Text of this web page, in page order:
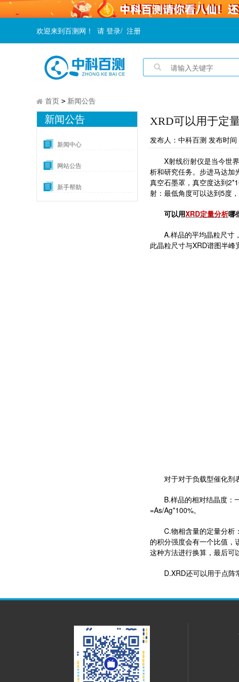
欢迎来到百测网！ 请 登录/ 注册
首页 > 新闻公告
XRD可以用于定
发布人：中科百测 发布时
X射线衍射仪是当今世界
析和研究任务。步进马达加
真空石墨罩，真空度达到
射：最低角度可以达到5度
可以用XRD定量分析哪
A.样品的平均晶粒尺寸，
此晶粒尺寸与XRD谱图半峰
对于对于负载型催化剂表
B.样品的相对结晶度：一
=As/Ag*100%。
C.物相含量的定量分析：
的积分强度会有一个比值
这种方法进行换算，最后可
D.XRD还可以用于点阵
新闻公告
新闻中心
网站公告
新手帮助